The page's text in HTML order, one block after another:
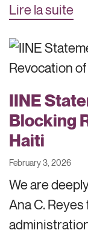
Lire la suite
IINE
Blocking
Haiti
February 3, 2026
We are
Ana C.